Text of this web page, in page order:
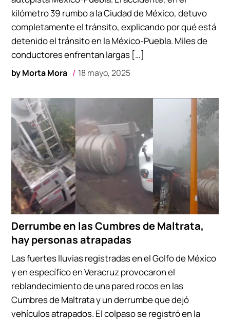
byMorta Mora 18 mayo, 2025
kilómetro 39 rumbo a la Ciudad de México, detuvo
completamente el tránsito, explicando por qué está
detenido el tránsito en la México-Puebla. Miles de
conductores enfrentan largas […]
Derrumbe en las Cumbres de Maltrata,
hay personas atrapadas
Las fuertes lluvias registradas en el Golfo de México
y en específico en Veracruz provocaron el
reblandecimiento de una pared rocos en las
Cumbres de Maltrata y un derrumbe que dejó
vehículos atrapados. El colpaso se registró en la